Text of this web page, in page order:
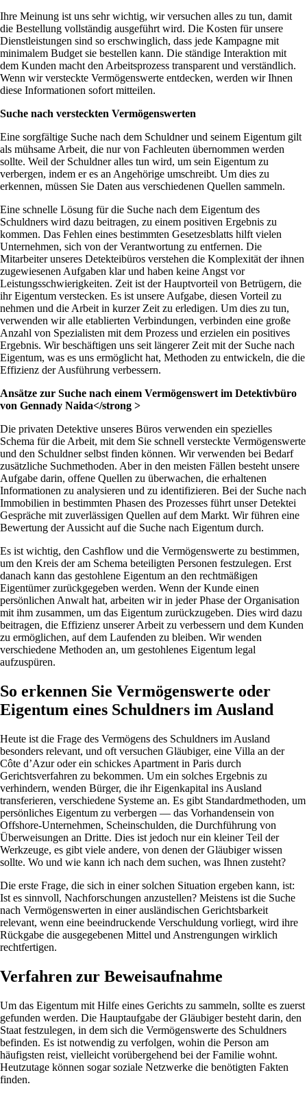
Ihre Meinung ist uns sehr wichtig, wir versuchen alles zu tun, damit
die Bestellung vollständig ausgeführt wird. Die Kosten für unsere
Dienstleistungen sind so erschwinglich, dass jede Kampagne mit
minimalem Budget sie bestellen kann. Die ständige Interaktion mit
dem Kunden macht den Arbeitsprozess transparent und verständlich.
Wenn wir versteckte Vermögenswerte entdecken, werden wir Ihnen
diese Informationen sofort mitteilen.
Suche nach versteckten Vermögenswerten
Eine sorgfältige Suche nach dem Schuldner und seinem Eigentum gilt
als mühsame Arbeit, die nur von Fachleuten übernommen werden
sollte. Weil der Schuldner alles tun wird, um sein Eigentum zu
verbergen, indem er es an Angehörige umschreibt. Um dies zu
erkennen, müssen Sie Daten aus verschiedenen Quellen sammeln.
Eine schnelle Lösung für die Suche nach dem Eigentum des
Schuldners wird dazu beitragen, zu einem positiven Ergebnis zu
kommen. Das Fehlen eines bestimmten Gesetzesblatts hilft vielen
Unternehmen, sich von der Verantwortung zu entfernen. Die
Mitarbeiter unseres Detekteibüros verstehen die Komplexität der ihnen
zugewiesenen Aufgaben klar und haben keine Angst vor
Leistungsschwierigkeiten. Zeit ist der Hauptvorteil von Betrügern, die
ihr Eigentum verstecken. Es ist unsere Aufgabe, diesen Vorteil zu
nehmen und die Arbeit in kurzer Zeit zu erledigen. Um dies zu tun,
verwenden wir alle etablierten Verbindungen, verbinden eine große
Anzahl von Spezialisten mit dem Prozess und erzielen ein positives
Ergebnis. Wir beschäftigen uns seit längerer Zeit mit der Suche nach
Eigentum, was es uns ermöglicht hat, Methoden zu entwickeln, die die
Effizienz der Ausführung verbessern.
Ansätze zur Suche nach einem Vermögenswert im Detektivbüro
von Gennady Naida</strong >
Die privaten Detektive unseres Büros verwenden ein spezielles
Schema für die Arbeit, mit dem Sie schnell versteckte Vermögenswerte
und den Schuldner selbst finden können. Wir verwenden bei Bedarf
zusätzliche Suchmethoden. Aber in den meisten Fällen besteht unsere
Aufgabe darin, offene Quellen zu überwachen, die erhaltenen
Informationen zu analysieren und zu identifizieren. Bei der Suche nach
Immobilien in bestimmten Phasen des Prozesses führt unser Detektei
Gespräche mit zuverlässigen Quellen auf dem Markt. Wir führen eine
Bewertung der Aussicht auf die Suche nach Eigentum durch.
Es ist wichtig, den Cashflow und die Vermögenswerte zu bestimmen,
um den Kreis der am Schema beteiligten Personen festzulegen. Erst
danach kann das gestohlene Eigentum an den rechtmäßigen
Eigentümer zurückgegeben werden. Wenn der Kunde einen
persönlichen Anwalt hat, arbeiten wir in jeder Phase der Organisation
mit ihm zusammen, um das Eigentum zurückzugeben. Dies wird dazu
beitragen, die Effizienz unserer Arbeit zu verbessern und dem Kunden
zu ermöglichen, auf dem Laufenden zu bleiben. Wir wenden
verschiedene Methoden an, um gestohlenes Eigentum legal
aufzuspüren.
So erkennen Sie Vermögenswerte oder
Eigentum eines Schuldners im Ausland
Heute ist die Frage des Vermögens des Schuldners im Ausland
besonders relevant, und oft versuchen Gläubiger, eine Villa an der
Côte d’Azur oder ein schickes Apartment in Paris durch
Gerichtsverfahren zu bekommen. Um ein solches Ergebnis zu
verhindern, wenden Bürger, die ihr Eigenkapital ins Ausland
transferieren, verschiedene Systeme an. Es gibt Standardmethoden, um
persönliches Eigentum zu verbergen — das Vorhandensein von
Offshore-Unternehmen, Scheinschulden, die Durchführung von
Überweisungen an Dritte. Dies ist jedoch nur ein kleiner Teil der
Werkzeuge, es gibt viele andere, von denen der Gläubiger wissen
sollte. Wo und wie kann ich nach dem suchen, was Ihnen zusteht?
Die erste Frage, die sich in einer solchen Situation ergeben kann, ist:
Ist es sinnvoll, Nachforschungen anzustellen? Meistens ist die Suche
nach Vermögenswerten in einer ausländischen Gerichtsbarkeit
relevant, wenn eine beeindruckende Verschuldung vorliegt, wird ihre
Rückgabe die ausgegebenen Mittel und Anstrengungen wirklich
rechtfertigen.
Verfahren zur Beweisaufnahme
Um das Eigentum mit Hilfe eines Gerichts zu sammeln, sollte es zuerst
gefunden werden. Die Hauptaufgabe der Gläubiger besteht darin, den
Staat festzulegen, in dem sich die Vermögenswerte des Schuldners
befinden. Es ist notwendig zu verfolgen, wohin die Person am
häufigsten reist, vielleicht vorübergehend bei der Familie wohnt.
Heutzutage können sogar soziale Netzwerke die benötigten Fakten
finden.